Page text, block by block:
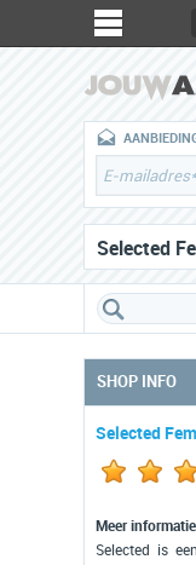
Selected
SHOP INFO
Selected
Meer
Selected is